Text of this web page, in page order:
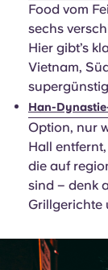
Food vom
sechs
Hier gibt’s
Vietnam,
Han-
Option, nur
Hall
die auf
sind – denk
Grillgerichte